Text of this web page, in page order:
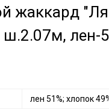
жаккард
ш.2.07м, лен-
лен 51%; хлопок